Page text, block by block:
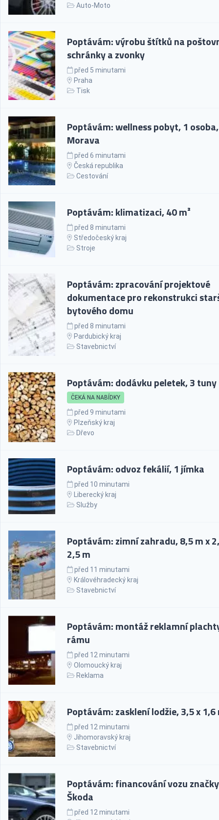
Auto-Moto
Poptávám: výrobu štítků na
schránky a zvonky
před 5 minutami
Praha
Tisk
Poptávám: wellness pobyt, 1 osoba,
Morava
před 6 minutami
Česká republika
Cestování
Poptávám: klimatizaci, 40 m²
před 8 minutami
Středočeský kraj
Stroje
Poptávám: zpracování projektové
dokumentace pro rekonstrukci
bytového domu
před 8 minutami
Pardubický kraj
Stavebnictví
Poptávám: dodávku peletek, 3 tuny
ČEKÁ NA NABÍDKY
před 9 minutami
Plzeňský kraj
Dřevo
Poptávám: odvoz fekálií, 1 jímka
před 10 minutami
Liberecký kraj
Služby
Poptávám: zimní zahradu, 8,5 m x
2,5 m
před 11 minutami
Královéhradecký kraj
Stavebnictví
Poptávám: montáž reklamní
rámu
před 12 minutami
Olomoucký kraj
Reklama
Poptávám: zasklení lodžie, 3,5 x 1,6
před 12 minutami
Jihomoravský kraj
Stavebnictví
Poptávám: financování vozu značky
Škoda
před 12 minutami